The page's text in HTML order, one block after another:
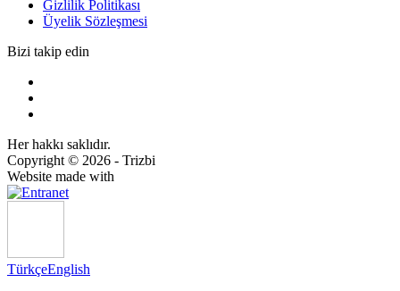
Gizlilik Politikası
Üyelik Sözleşmesi
Bizi takip edin
Her hakkı saklıdır.
Copyright © 2026 - Trizbi
Website made with
TürkçeEnglish